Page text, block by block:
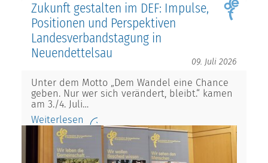
Zukunft gestalten im DEF: Impulse,
Positionen und Perspektiven
Landesverbandstagung in
Neuendettelsau
09. Juli 2026
Unter dem Motto „Dem Wandel eine Chance
geben. Nur wer sich verändert, bleibt.“ kamen
am 3./4. Juli…
Weiterlesen